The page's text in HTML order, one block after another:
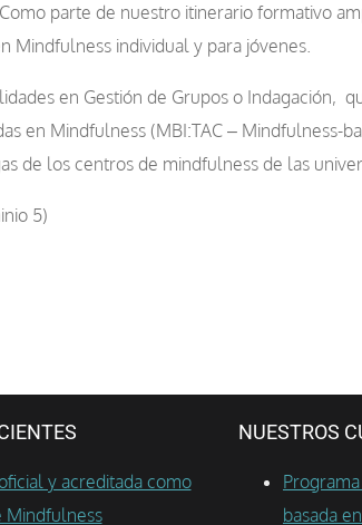
parte de nuestro itinerario formativo
Mindfulness individual y para jóvenes.
en Gestión de Grupos o Indagación,
en Mindfulness (MBI:TAC – Mindfulness-
de los centros de mindfulness de las
5)
y acreditada como
Mindfulness
NUESTROS
basada